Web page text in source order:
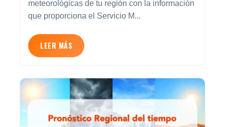
meteorológicas de tu región con la información
que proporciona el Servicio M...
LEER MÁS